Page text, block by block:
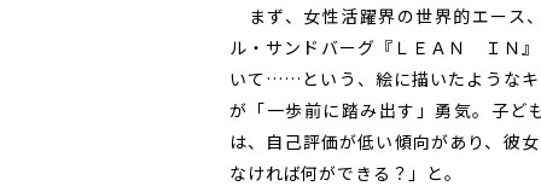
まず、女性活躍界の世界的エース
ル・サンドバーグ『ＬＥＡＮ ＩＮ
いて……という、絵に描いたような
が「一歩前に踏み出す」勇気。子ど
は、自己評価が低い傾向があり、彼
なければ何ができる？」と。